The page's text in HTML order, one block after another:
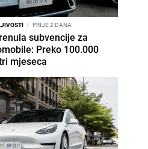
I PRIJE 2 DANA
subvencije za
Preko 100.000
mjeseca